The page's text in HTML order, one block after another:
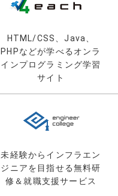
HTML/CSS、Java、
PHPなどが学べるオンラ
インプログラミング学習
サイト
未経験からインフラエン
ジニアを目指せる無料研
修＆就職支援サービス